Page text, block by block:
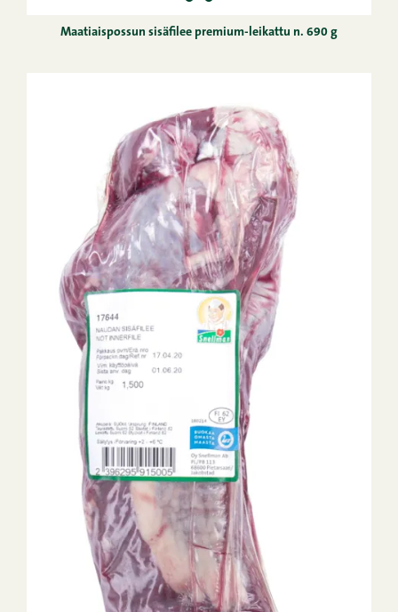
Maatiaispossun sisäfilee premium-leikattu n. 690 g